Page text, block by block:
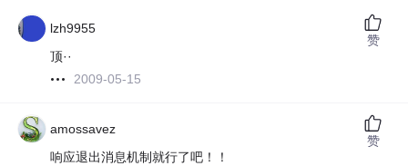
lzh9955
顶··
2009-05-15
赞
amossavez
响应退出消息机制就行了吧！！
赞